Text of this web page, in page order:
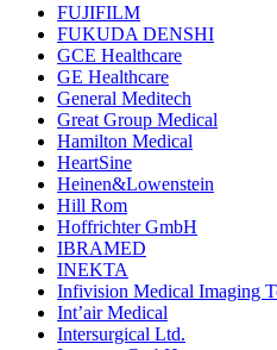
FUJIFILM
FUKUDA DENSHI
GCE Healthcare
GE Healthcare
General Meditech
Great Group Medical
Hamilton Medical
HeartSine
Heinen&Lowenstein
Hill Rom
Hoffrichter GmbH
IBRAMED
INEKTA
Infivision Medical Imaging
Int’air Medical
Intersurgical Ltd.